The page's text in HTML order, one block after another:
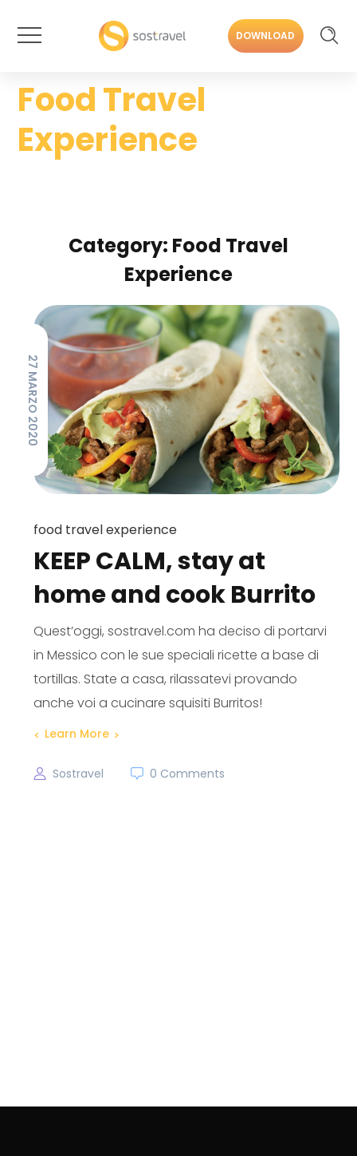
DOWNLOAD
Food Travel
Experience
Category: Food Travel
Experience
27 MARZO 2020
food travel experience
KEEP CALM, stay at
home and cook Burrito
Quest’oggi, sostravel.com ha deciso di portarvi
in Messico con le sue speciali ricette a base di
tortillas. State a casa, rilassatevi provando
anche voi a cucinare squisiti Burritos!
Learn More
Sostravel 0 Comments